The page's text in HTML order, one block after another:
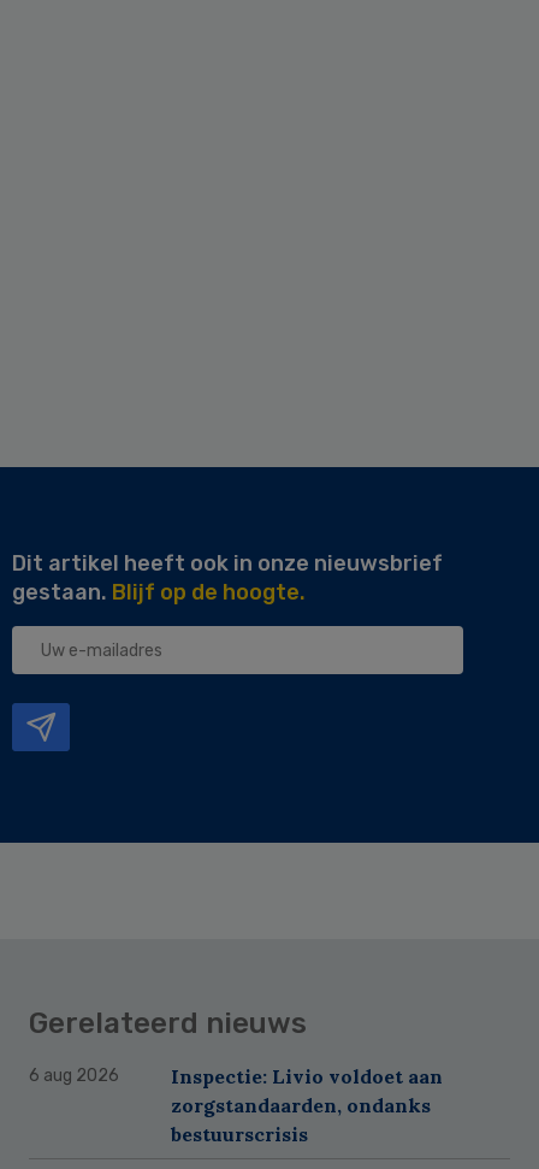
Dit artikel heeft ook in onze nieuwsbrief
gestaan. Blijf op de hoogte.
Uw
Gerelateerd nieuws
6 aug 2026
Inspectie: Livio voldoet aan
zorgstandaarden, ondanks
bestuurscrisis